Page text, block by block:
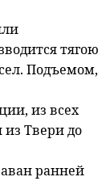
тягою
Подъемом,
из всех
Твери до
ранней